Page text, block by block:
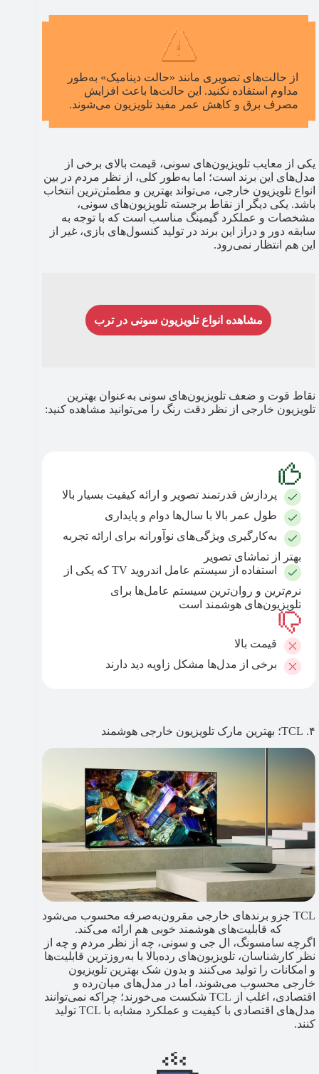
از حالت‌های تصویری مانند «حالت دینامیک» به‌طور
مداوم استفاده نکنید. این حالت‌ها باعث افزایش
مصرف برق و کاهش عمر مفید تلویزیون می‌شوند.
یکی از معایب تلویزیون‌های سونی، قیمت بالای برخی از
مدل‌های این برند است؛ اما به‌طور کلی، از نظر مردم در بین
انواع تلویزیون خارجی، می‌تواند بهترین و مطمئن‌ترین انتخاب
باشد. یکی دیگر از نقاط برجسته تلویزیون‌های سونی،
مشخصات و عملکرد گیمینگ مناسب است که با توجه به
سابقه دور و دراز این برند در تولید کنسول‌های بازی، غیر از
این هم انتظار نمی‌رود.
مشاهده انواع تلویزیون سونی در ترب
نقاط قوت و ضعف تلویزیون‌های سونی به‌عنوان بهترین
تلویزیون خارجی از نظر دقت رنگ را می‌توانید مشاهده کنید:
پردازش قدرتمند تصویر و ارائه کیفیت بسیار بالا
طول عمر بالا با سال‌ها دوام و پایداری
به‌کارگیری ویژگی‌های نوآورانه برای ارائه تجربه
بهتر از تماشای تصویر
استفاده از سیستم عامل اندروید TV که یکی از
نرم‌ترین و روان‌ترین سیستم عامل‌ها برای
تلویزیون‌های هوشمند است
قیمت بالا
برخی از مدل‌ها مشکل زاویه دید دارند
۴. TCL؛ بهترین مارک تلویزیون خارجی هوشمند
TCL جزو برندهای خارجی مقرون‌به‌صرفه محسوب می‌شود
که قابلیت‌های هوشمند خوبی هم ارائه می‌کند.
اگرچه سامسونگ، ال جی و سونی، چه از نظر مردم و چه از
نظر کارشناسان، تلویزیون‌های رده‌بالا با به‌روزترین قابلیت‌ها
و امکانات را تولید می‌کنند و بدون شک بهترین تلویزیون
خارجی محسوب می‌شوند، اما در مدل‌های میان‌رده و
اقتصادی، اغلب از TCL شکست می‌خورند؛ چراکه نمی‌توانند
مدل‌های اقتصادی با کیفیت و عملکرد مشابه با TCL تولید
کنند.